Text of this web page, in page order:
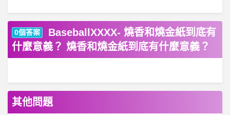
0個答案
BaseballXXXX- 燒香和燒金紙到底有
什麼意義？ 燒香和燒金紙到底有什麼意義？
其他問題